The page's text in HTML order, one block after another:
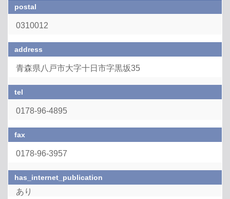
postal
0310012
address
青森県八戸市大字十日市字黒坂35
tel
0178-96-4895
fax
0178-96-3957
has_internet_publication
あり